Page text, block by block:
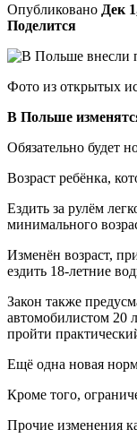
Опубликовано Дек
Поделится
Фото из открытых
В Польше
Обязательно будет
Возраст ребёнка,
Ездить за рулём
минимального
Изменён возраст,
ездить 18-летние
Закон также
автомобилистом 20
пройти
Ещё одна новая
Кроме того,
Прочие изменения